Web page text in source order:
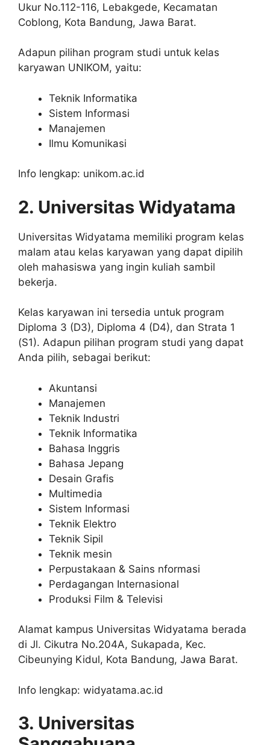
Ukur No.112-116, Lebakgede, Kecamatan
Coblong, Kota Bandung, Jawa Barat.
Adapun pilihan program studi untuk kelas
karyawan UNIKOM, yaitu:
Teknik Informatika
Sistem Informasi
Manajemen
Ilmu Komunikasi
Info lengkap: unikom.ac.id
2. Universitas Widyatama
Universitas Widyatama memiliki program kelas
malam atau kelas karyawan yang dapat dipilih
oleh mahasiswa yang ingin kuliah sambil
bekerja.
Kelas karyawan ini tersedia untuk program
Diploma 3 (D3), Diploma 4 (D4), dan Strata 1
(S1). Adapun pilihan program studi yang dapat
Anda pilih, sebagai berikut:
Akuntansi
Manajemen
Teknik Industri
Teknik Informatika
Bahasa Inggris
Bahasa Jepang
Desain Grafis
Multimedia
Sistem Informasi
Teknik Elektro
Teknik Sipil
Teknik mesin
Perpustakaan & Sains nformasi
Perdagangan Internasional
Produksi Film & Televisi
Alamat kampus Universitas Widyatama berada
di Jl. Cikutra No.204A, Sukapada, Kec.
Cibeunying Kidul, Kota Bandung, Jawa Barat.
Info lengkap: widyatama.ac.id
3. Universitas